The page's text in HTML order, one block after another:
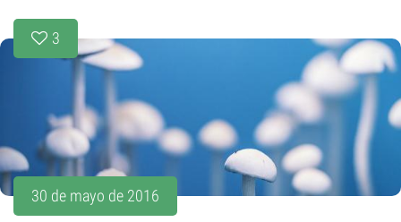
3
30 de mayo de 2016